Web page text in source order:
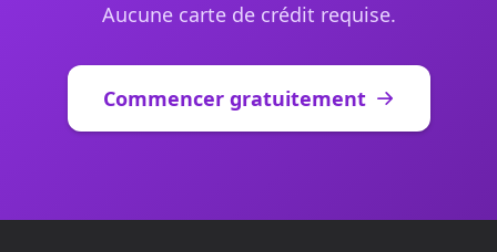
Aucune carte de crédit requise.
Commencer gratuitement